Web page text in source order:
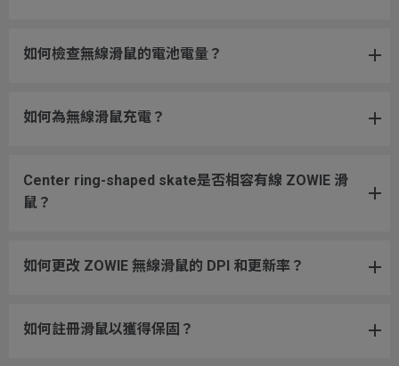
如何檢查無線滑鼠的電池電量？
如何為無線滑鼠充電？
Center ring-shaped skate是否相容有線 ZOWIE 滑
鼠？
如何更改 ZOWIE 無線滑鼠的 DPI 和更新率？
如何註冊滑鼠以獲得保固？